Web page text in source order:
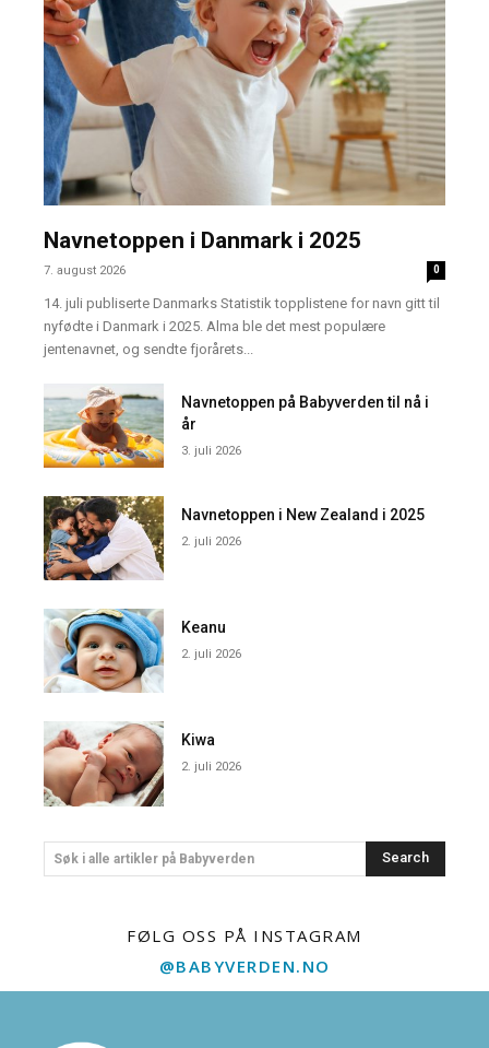
Navnetoppen i Danmark i 2025
7. august 2026 0
14. juli publiserte Danmarks Statistik topplistene for navn gitt til
nyfødte i Danmark i 2025. Alma ble det mest populære
jentenavnet, og sendte fjorårets...
Navnetoppen på Babyverden til nå i
år
3. juli 2026
Navnetoppen i New Zealand i 2025
2. juli 2026
Keanu
2. juli 2026
Kiwa
2. juli 2026
Søk i alle artikler på Babyverden Search
FØLG OSS PÅ INSTAGRAM
@BABYVERDEN.NO